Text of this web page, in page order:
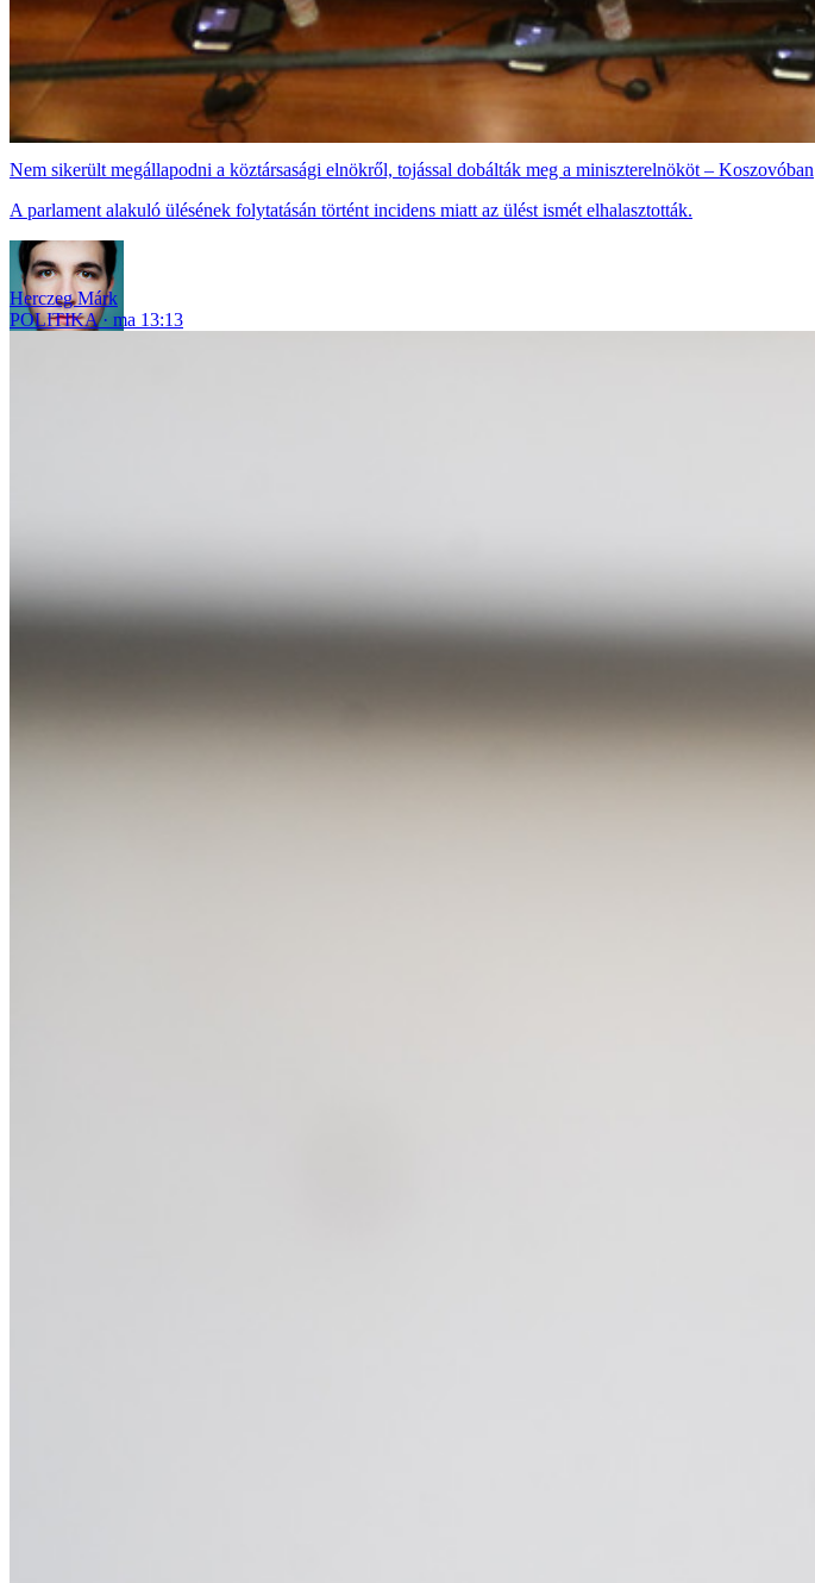
Nem sikerült megállapodni a köztársasági elnökről, tojással dobálták meg a miniszterelnököt – Koszovóban
A parlament alakuló ülésének folytatásán történt incidens miatt az ülést ismét elhalasztották.
Herczeg Márk
POLITIKA
ma 13:13